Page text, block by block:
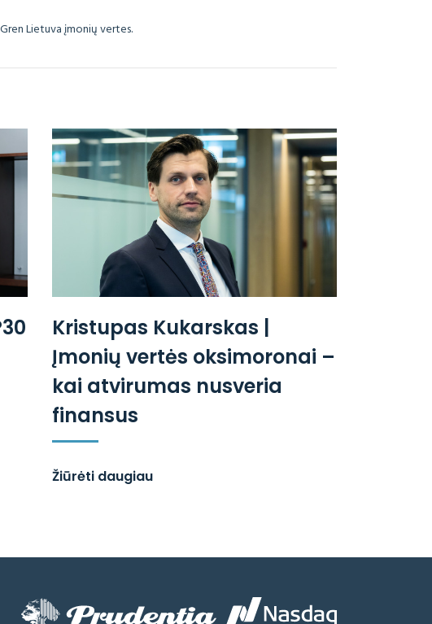
Lietuva įmonių vertes.
Kristupas Kukarskas |
Įmonių vertės oksimoronai –
kai atvirumas nusveria
finansus
Žiūrėti daugiau